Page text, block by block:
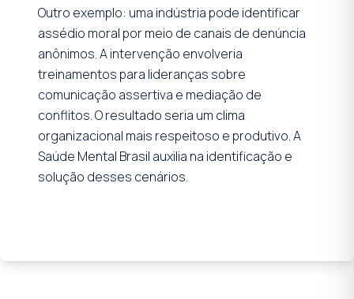
Outro exemplo: uma indústria pode identificar
assédio moral por meio de canais de denúncia
anônimos. A intervenção envolveria
treinamentos para lideranças sobre
comunicação assertiva e mediação de
conflitos. O resultado seria um clima
organizacional mais respeitoso e produtivo. A
Saúde Mental Brasil auxilia na identificação e
solução desses cenários.